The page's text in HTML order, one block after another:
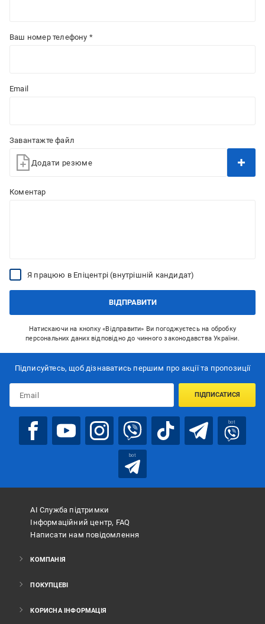
Ваш номер телефону *
Email
Завантажте файл
Додати резюме
Коментар
Я працюю в Епіцентрі (внутрішній кандидат)
ВІДПРАВИТИ
Натискаючи на кнопку «Відправити» Ви погоджуєтесь на обробку
персональних даних відповідно до чинного законодавства України.
Підписуйтесь, щоб дізнаватись першим про акції та пропозиції
ПІДПИСАТИСЯ
bot
bot
АІ Служба підтримки
Інформаційний центр, FAQ
Написати нам повідомлення
КОМПАНІЯ
ПОКУПЦЕВІ
КОРИСНА ІНФОРМАЦІЯ